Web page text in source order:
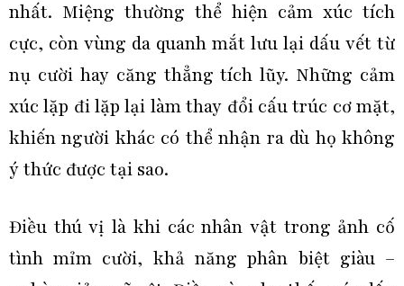
nhất. Miệng thường thể hiện cảm xúc tích
cực, còn vùng da quanh mắt lưu lại dấu vết từ
nụ cười hay căng thẳng tích lũy. Những cảm
xúc lặp đi lặp lại làm thay đổi cấu trúc cơ mặt,
khiến người khác có thể nhận ra dù họ không
ý thức được tại sao.
Điều thú vị là khi các nhân vật trong ảnh cố
tình mỉm cười, khả năng phân biệt giàu –